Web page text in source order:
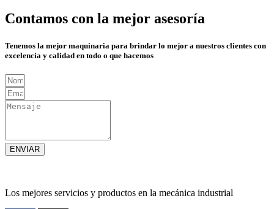
Contamos con la mejor asesoría
Tenemos la mejor maquinaria para brindar lo mejor a nuestros clientes con
excelencia y calidad en todo o que hacemos
ENVIAR
Los mejores servicios y productos en la mecánica industrial